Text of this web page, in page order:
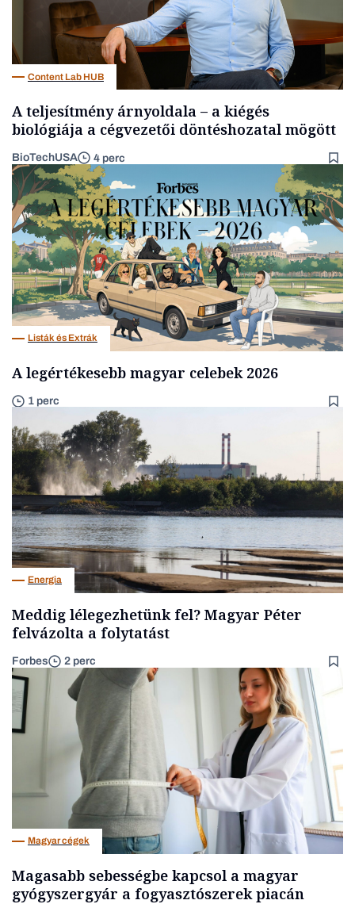
Content Lab HUB
A teljesítmény árnyoldala – a kiégés
biológiája a cégvezetői döntéshozatal mögött
BioTechUSA 4 perc
Listák és Extrák
A legértékesebb magyar celebek 2026
1 perc
Energia
Meddig lélegezhetünk fel? Magyar Péter
felvázolta a folytatást
Forbes 2 perc
Magyar cégek
Magasabb sebességbe kapcsol a magyar
gyógyszergyár a fogyasztószerek piacán